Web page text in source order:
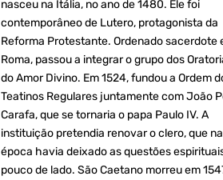
nasceu na Itália, no ano de 1480. Ele foi
contemporâneo de Lutero, protagonista da
Reforma Protestante. Ordenado sacerdote
Roma, passou a integrar o grupo dos
do Amor Divino. Em 1524, fundou a Ordem
Teatinos Regulares juntamente com João
Carafa, que se tornaria o papa Paulo IV. A
instituição pretendia renovar o clero, que na
época havia deixado as questões
pouco de lado. São Caetano morreu em